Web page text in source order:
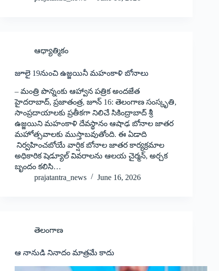
ఆధ్యాత్మికం
జూలై 19నుంచి ఉజ్జయినీ మహంకాళి బోనాలు
– మంత్రి పొన్నంకు ఆహ్వాన పత్రిక అందజేత
హైదరాబాద్‌, ‌ప్రజాతంత్ర, జూన్‌ 16:‌ తెలంగాణ సంస్కృతి,
సాంప్రదాయాలకు ప్రతీకగా నిలిచే సికింద్రాబాద్‌ శ్రీ
ఉజ్జయిని మహంకాళి దేవస్థానం ఆషాఢ బోనాల జాతర
మహోత్సవాలకు ముస్తాబవుతోంది. ఈ ఏడాది
నిర్వహించబోయే వార్షిక బోనాల జాతర కార్యక్రమాల
అధికారిక షెడ్యూల్‌ ‌వివరాలను ఆలయ చైర్మన్‌, అర్చక
బృందం కలిసి…
prajatantra_news
June 16, 2026
తెలంగాణ
ఆ నానుడి నినాదం మాత్రమే కాదు